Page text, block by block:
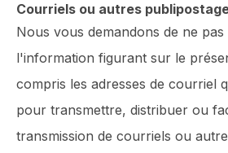
Courriels ou autres
Nous vous demandons de ne pas
l'information figurant sur le
compris les adresses de courriel
pour transmettre, distribuer ou
transmission de courriels ou